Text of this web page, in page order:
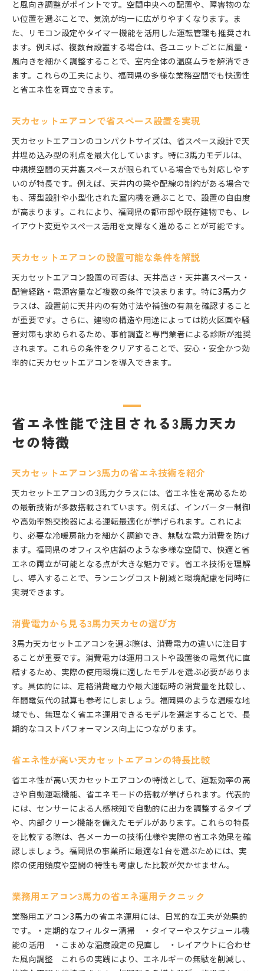
と風向き調整がポイントです。空間中央への配置や、障害物のな
い位置を選ぶことで、気流が均一に広がりやすくなります。ま
た、リモコン設定やタイマー機能を活用した運転管理も推奨され
ます。例えば、複数台設置する場合は、各ユニットごとに風量・
風向きを細かく調整することで、室内全体の温度ムラを解消でき
ます。これらの工夫により、福岡県の多様な業務空間でも快適性
と省エネ性を両立できます。
天カセットエアコンで省スペース設置を実現
天カセットエアコンのコンパクトサイズは、省スペース設計で天
井埋め込み型の利点を最大化しています。特に3馬力モデルは、
中規模空間の天井裏スペースが限られている場合でも対応しやす
いのが特長です。例えば、天井内の梁や配線の制約がある場合で
も、薄型設計や小型化された室内機を選ぶことで、設置の自由度
が高まります。これにより、福岡県の都市部や既存建物でも、レ
イアウト変更やスペース活用を支障なく進めることが可能です。
天カセットエアコンの設置可能な条件を解説
天カセットエアコン設置の可否は、天井高さ・天井裏スペース・
配管経路・電源容量など複数の条件で決まります。特に3馬力ク
ラスは、設置前に天井内の有効寸法や補強の有無を確認すること
が重要です。さらに、建物の構造や用途によっては防火区画や騒
音対策も求められるため、事前調査と専門業者による診断が推奨
されます。これらの条件をクリアすることで、安心・安全かつ効
率的に天カセットエアコンを導入できます。
省エネ性能で注目される3馬力天カ
セの特徴
天カセットエアコン3馬力の省エネ技術を紹介
天カセットエアコンの3馬力クラスには、省エネ性を高めるため
の最新技術が多数搭載されています。例えば、インバーター制御
や高効率熱交換器による運転最適化が挙げられます。これによ
り、必要な冷暖房能力を細かく調節でき、無駄な電力消費を防げ
ます。福岡県のオフィスや店舗のような多様な空間で、快適と省
エネの両立が可能となる点が大きな魅力です。省エネ技術を理解
し、導入することで、ランニングコスト削減と環境配慮を同時に
実現できます。
消費電力から見る3馬力天カセの選び方
3馬力天カセットエアコンを選ぶ際は、消費電力の違いに注目す
ることが重要です。消費電力は運用コストや設置後の電気代に直
結するため、実際の使用環境に適したモデルを選ぶ必要がありま
す。具体的には、定格消費電力や最大運転時の消費量を比較し、
年間電気代の試算も参考にしましょう。福岡県のような温暖な地
域でも、無理なく省エネ運用できるモデルを選定することで、長
期的なコストパフォーマンス向上につながります。
省エネ性が高い天カセットエアコンの特長比較
省エネ性が高い天カセットエアコンの特徴として、運転効率の高
さや自動運転機能、省エネモードの搭載が挙げられます。代表的
には、センサーによる人感検知で自動的に出力を調整するタイプ
や、内部クリーン機能を備えたモデルがあります。これらの特長
を比較する際は、各メーカーの技術仕様や実際の省エネ効果を確
認しましょう。福岡県の事業所に最適な1台を選ぶためには、実
際の使用頻度や空間の特性も考慮した比較が欠かせません。
業務用エアコン3馬力の省エネ運用テクニック
業務用エアコン3馬力の省エネ運用には、日常的な工夫が効果的
です。・定期的なフィルター清掃 ・タイマーやスケジュール機
能の活用 ・こまめな温度設定の見直し ・レイアウトに合わせ
た風向調整 これらの実践により、エネルギーの無駄を削減し、